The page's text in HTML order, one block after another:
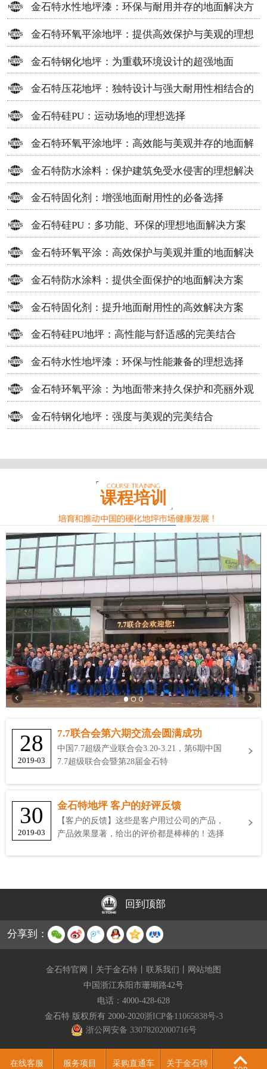
金石特水性地坪漆：环保与耐用并存的地面解决方
案
金石特环氧平涂地坪：提供高效保护与美观的理想
选择
金石特钢化地坪：为重载环境设计的超强地面
金石特压花地坪：独特设计与强大耐用性相结合的
地面材料
金石特硅PU：运动场地的理想选择
金石特环氧平涂地坪：高效能与美观并存的地面解
决方案
金石特防水涂料：保护建筑免受水侵害的理想解决
方案
金石特固化剂：增强地面耐用性的必备选择
金石特硅PU：多功能、环保的理想地面解决方案
金石特环氧平涂：高效保护与美观并重的地面解决
方案
金石特防水涂料：提供全面保护的地面解决方案
金石特固化剂：提升地面耐用性的高效解决方案
金石特硅PU地坪：高性能与舒适感的完美结合
金石特水性地坪漆：环保与性能兼备的理想选择
金石特环氧平涂：为地面带来持久保护和亮丽外观
金石特钢化地坪：强度与美观的完美结合
课程培训
28
2019-03
7.7联合会第六期交流会圆满成功
中国7.7超级产业联合会3.20-3.21，第6期中国
7.7超级联合会暨第28届金石特
30
2019-03
金石特地坪 客户的好评反馈
【客户的反馈】这些是客户用过公司的产品，
产品效果显著，给出的评价都是棒棒的！选择
回到顶部
分享到：
金石特官网 关于金石特 联系我们
网站地图
中国浙江东阳市珊瑚路42号
电话： 4000-428-628
金石特 版权所有 2000-2020浙ICP备11065838号-3
浙公网安备 33078202000716号
在线客服 服务项目 采购直通车 关于金石特